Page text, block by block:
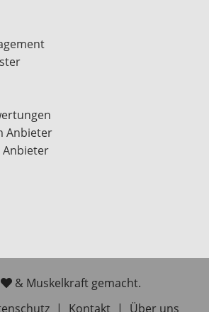
Anbieter
Anbieter
& Muskelkraft gemacht.
| Kontakt | Über uns